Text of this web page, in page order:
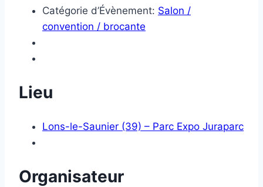
Catégorie d’Évènement: Salon /
convention / brocante
Lieu
Lons-le-Saunier (39) – Parc Expo Juraparc
Organisateur